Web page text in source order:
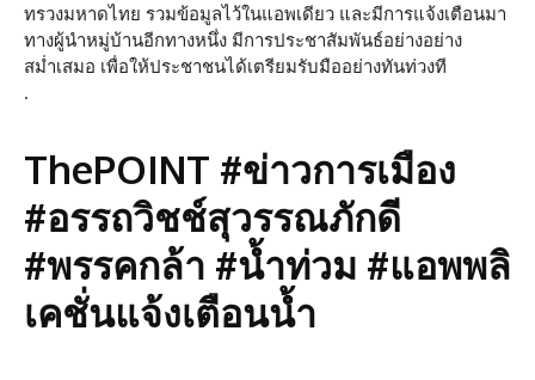
ทรวงมหาดไทย รวมข้อมูลไว้ในแอพเดียว และมีการแจ้งเตือนมา
ทางผู้นำหมู่บ้านอีกทางหนึ่ง มีการประชาสัมพันธ์อย่างอย่าง
สม่ำเสมอ เพื่อให้ประชาชนได้เตรียมรับมืออย่างทันท่วงที
.
ThePOINT #ข่าวการเมือง
#อรรถวิชช์สุวรรณภักดี
#พรรคกล้า #น้ำท่วม #แอพพลิ
เคชั่นแจ้งเตือนน้ำ